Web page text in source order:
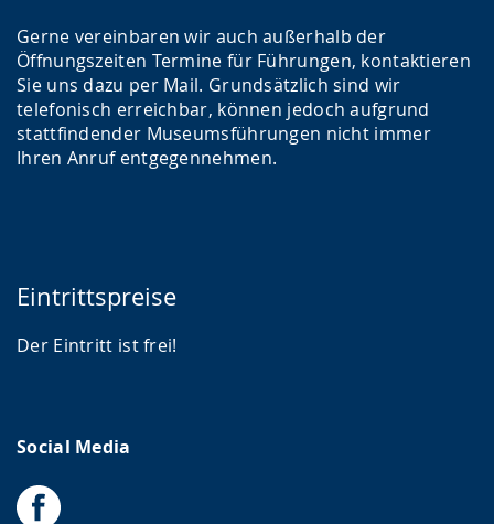
Gerne vereinbaren wir auch außerhalb der
Öffnungszeiten Termine für Führungen, kontaktieren
Sie uns dazu per Mail. Grundsätzlich sind wir
telefonisch erreichbar, können jedoch aufgrund
stattfindender Museumsführungen nicht immer
Ihren Anruf entgegennehmen.
Eintrittspreise
Der Eintritt ist frei!
Social Media